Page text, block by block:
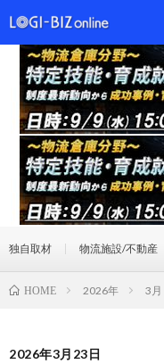
独自取材 物流施設/不動産
HOME 2026年 3月
2026年3月23日